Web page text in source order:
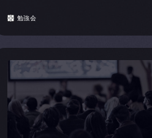
勉強会